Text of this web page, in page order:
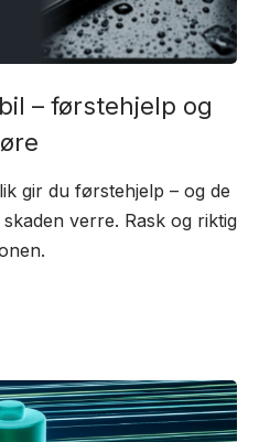
– førstehjelp og
gir du førstehjelp – og de
verre. Rask og riktig